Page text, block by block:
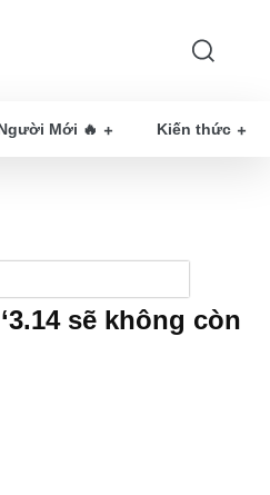
Mới 🔥 Kiến thức
sẽ không còn